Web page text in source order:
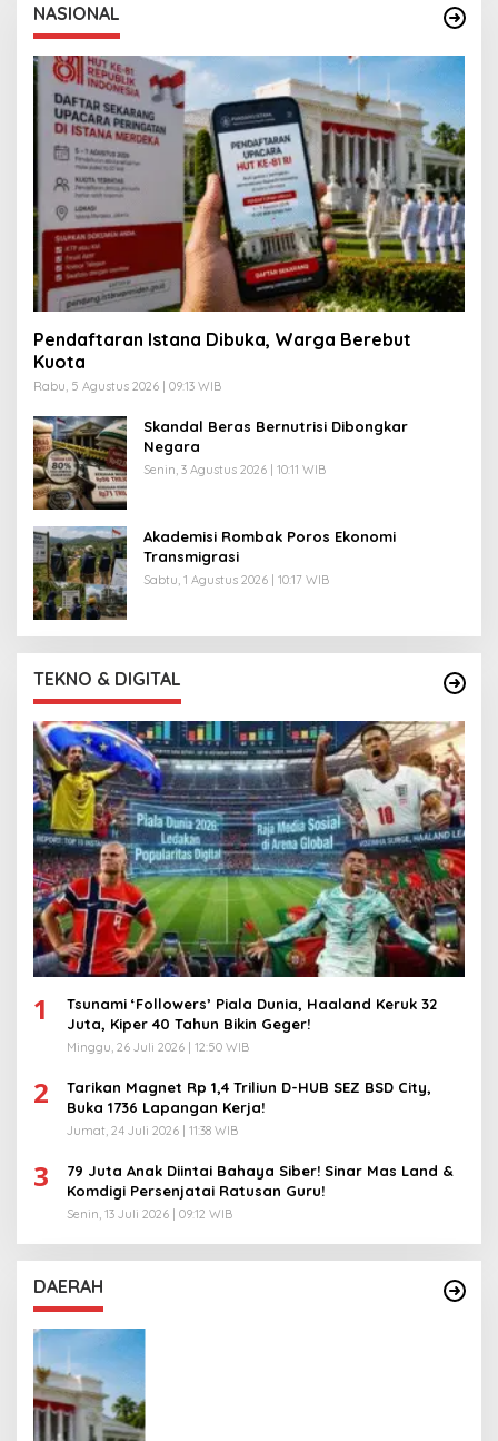
NASIONAL
Pendaftaran Istana Dibuka, Warga Berebut
Kuota
Rabu, 5 Agustus 2026 | 09:13 WIB
Skandal Beras Bernutrisi Dibongkar
Negara
Senin, 3 Agustus 2026 | 10:11 WIB
Akademisi Rombak Poros Ekonomi
Transmigrasi
Sabtu, 1 Agustus 2026 | 10:17 WIB
TEKNO & DIGITAL
1
Tsunami ‘Followers’ Piala Dunia, Haaland Keruk 32
Juta, Kiper 40 Tahun Bikin Geger!
Minggu, 26 Juli 2026 | 12:50 WIB
2
Tarikan Magnet Rp 1,4 Triliun D-HUB SEZ BSD City,
Buka 1736 Lapangan Kerja!
Jumat, 24 Juli 2026 | 11:38 WIB
3
79 Juta Anak Diintai Bahaya Siber! Sinar Mas Land &
Komdigi Persenjatai Ratusan Guru!
Senin, 13 Juli 2026 | 09:12 WIB
DAERAH